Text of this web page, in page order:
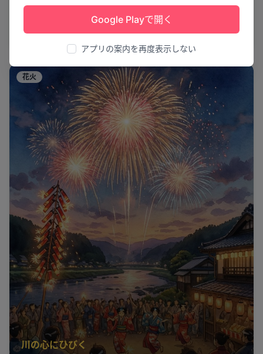
Google Playで開く
アプリの案内を再度表示しない
雪月花／～奥三河に伝わる祈りのかたち～
名古屋市 3
花火
川の心にひびく